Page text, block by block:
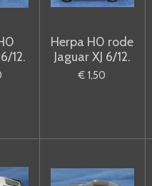
12.
Herpa H0 rode
Jaguar XJ 6/12.
€ 1,50